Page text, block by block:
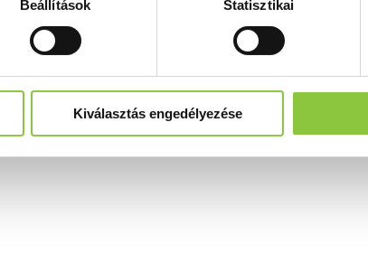
Beállítások Statisztikai
Kiválasztás engedélyezése